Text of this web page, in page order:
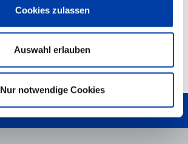
Cookies zulassen
Auswahl erlauben
Nur notwendige Cookies
NACH OBEN
SCHREIBEN SIE UNS!